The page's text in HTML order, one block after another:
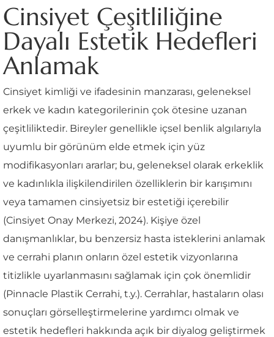
Cinsiyet Çeşitliliğine
Dayalı Estetik Hedefleri
Anlamak
Cinsiyet kimliği ve ifadesinin manzarası, geleneksel
erkek ve kadın kategorilerinin çok ötesine uzanan
çeşitliliktedir. Bireyler genellikle içsel benlik algılarıyla
uyumlu bir görünüm elde etmek için yüz
modifikasyonları ararlar; bu, geleneksel olarak erkeklik
ve kadınlıkla ilişkilendirilen özelliklerin bir karışımını
veya tamamen cinsiyetsiz bir estetiği içerebilir
(Cinsiyet Onay Merkezi, 2024). Kişiye özel
danışmanlıklar, bu benzersiz hasta isteklerini anlamak
ve cerrahi planın onların özel estetik vizyonlarına
titizlikle uyarlanmasını sağlamak için çok önemlidir
(Pinnacle Plastik Cerrahi, t.y.). Cerrahlar, hastaların olası
sonuçları görselleştirmelerine yardımcı olmak ve
estetik hedefleri hakkında açık bir diyalog geliştirmek